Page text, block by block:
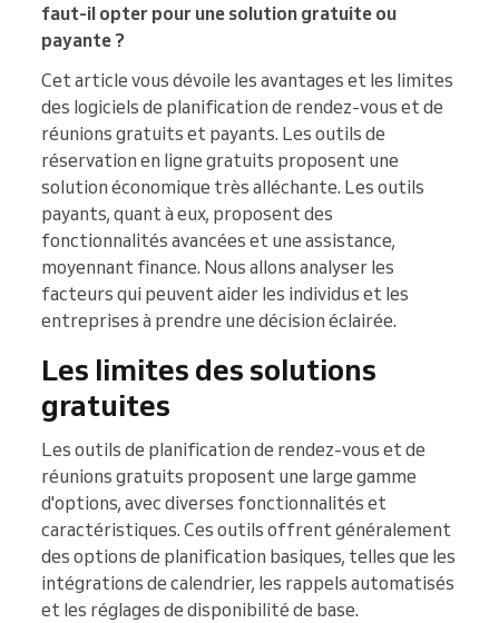
faut-il opter pour une solution gratuite ou
payante ?
Cet article vous dévoile les avantages et les limites
des logiciels de planification de rendez-vous et de
réunions gratuits et payants. Les outils de
réservation en ligne gratuits proposent une
solution économique très alléchante. Les outils
payants, quant à eux, proposent des
fonctionnalités avancées et une assistance,
moyennant finance. Nous allons analyser les
facteurs qui peuvent aider les individus et les
entreprises à prendre une décision éclairée.
Les limites des solutions
gratuites
Les outils de planification de rendez-vous et de
réunions gratuits proposent une large gamme
d'options, avec diverses fonctionnalités et
caractéristiques. Ces outils offrent généralement
des options de planification basiques, telles que les
intégrations de calendrier, les rappels automatisés
et les réglages de disponibilité de base.